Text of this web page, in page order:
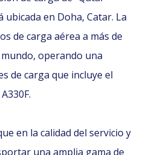
ubicada en Doha, Catar. La
de carga aérea a más de
operando una
de carga que incluye el
en la calidad del servicio y
una amplia gama de